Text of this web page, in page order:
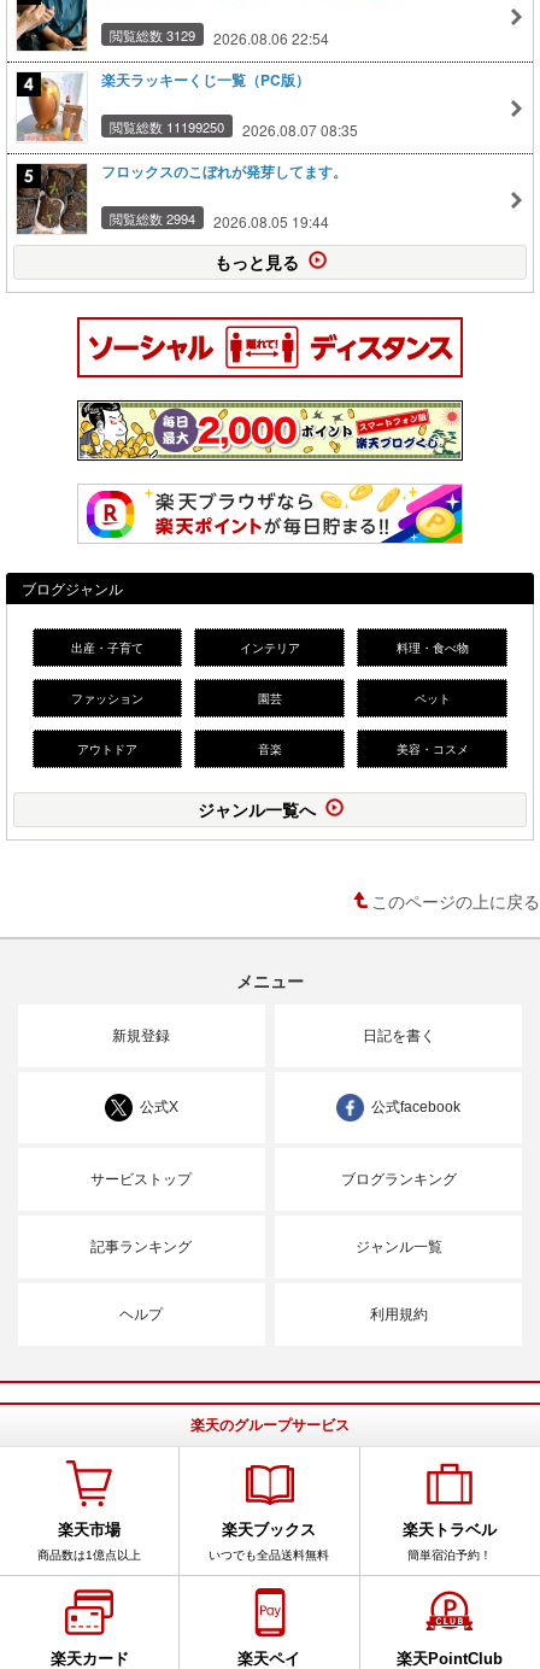
閲覧総数 3129 2026.08.06 22:54
楽天ラッキーくじ一覧（PC版）
閲覧総数 11199250 2026.08.07 08:35
フロックスのこぼれが発芽してます。
閲覧総数 2994 2026.08.05 19:44
もっと見る
ブログジャンル
出産・子育て インテリア 料理・食べ物
ファッション 園芸 ペット
アウトドア 音楽 美容・コスメ
ジャンル一覧へ
このページの上に戻る
メニュー
新規登録 日記を書く
公式X 公式facebook
サービストップ ブログランキング
記事ランキング ジャンル一覧
ヘルプ 利用規約
楽天のグループサービス
楽天市場
商品数は1億点以上
楽天ブックス
いつでも全品送料無料
楽天トラベル
簡単宿泊予約！
楽天カード 楽天ペイ 楽天PointClub